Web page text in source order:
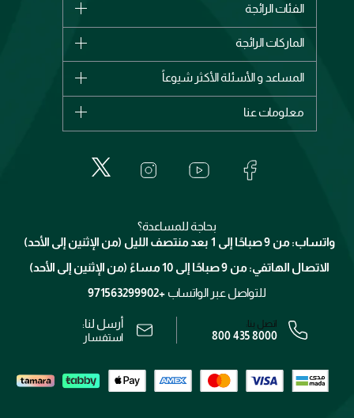
الفئات الرائجة
الأكثر مبيعاً
اشترِ بطاقة هدية
الماركات الرائجة
بربري
إيف سان لوران
المساعد و الأسئلة الأكثر شيوعاً
الإرجاع
معلومات عنا
خدمات المعارض
برنامج الولاء ميوز
الوظائف
الشروط و الأحكام
رقم السجل التجاري: 7013320481 — صادر من وزارة التجارة
بحاجة للمساعدة؟
واتساب: من 9 صباحًا إلى 1 بعد منتصف الليل (من الإثنين إلى الأحد)
الاتصال الهاتفي: من 9 صباحًا إلى 10 مساءً (من الإثنين إلى الأحد)
للتواصل عبر الواتساب +971563299902
اتصل بنا:
800 435 8000
أرسل لنا:
استفسار